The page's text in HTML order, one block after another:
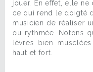
jouer. En effet, elle ne
ce qui rend le doigté
musicien de réaliser
ou rythmée. Notons
lèvres bien
haut et fort.